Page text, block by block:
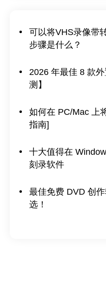
可以将VHS录像带
步骤是什么？
2026 年最佳 8 款
测】
如何在 PC/Mac 上
指南]
十大值得在
刻录软件
最佳免费 DVD 创
选！